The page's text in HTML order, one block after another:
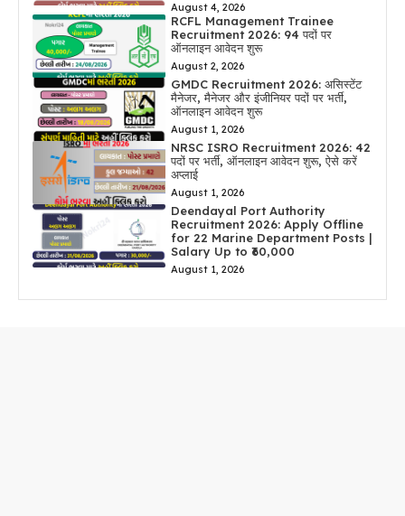
August 4, 2026
RCFL Management Trainee
Recruitment 2026: 94 पदों पर
ऑनलाइन आवेदन शुरू
August 2, 2026
GMDC Recruitment 2026: असिस्टेंट
मैनेजर, मैनेजर और इंजीनियर पदों पर भर्ती,
ऑनलाइन आवेदन शुरू
August 1, 2026
NRSC ISRO Recruitment 2026: 42
पदों पर भर्ती, ऑनलाइन आवेदन शुरू, ऐसे करें
अप्लाई
August 1, 2026
Deendayal Port Authority
Recruitment 2026: Apply Offline
for 22 Marine Department Posts |
Salary Up to ₹60,000
August 1, 2026